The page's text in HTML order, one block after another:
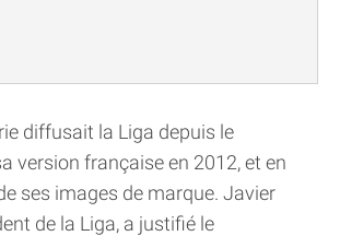
diffusait la Liga depuis le
version française en 2012, et en
ses images de marque. Javier
de la Liga, a justifié le